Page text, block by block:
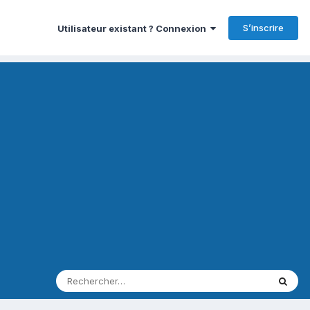
Utilisateur existant ? Connexion S’inscrire